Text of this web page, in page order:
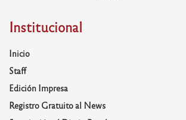
Institucional
Inicio
Staff
Edición Impresa
Registro Gratuito al News